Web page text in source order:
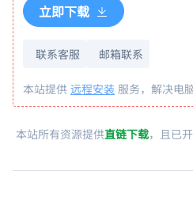
立即下载
联系客服 邮箱联系
本站提供 远程安装 服务，解决电
本站所有资源提供直链下载，且已